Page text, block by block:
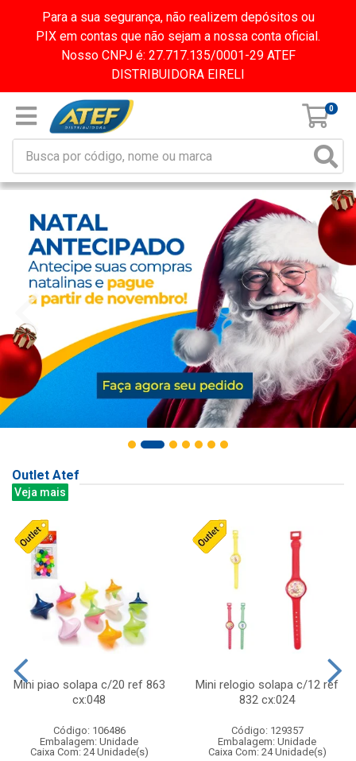
Para a sua segurança, não realizem depósitos ou
PIX em contas que não sejam a nossa conta oficial.
Nosso CNPJ é: 27.717.135/0001-29 ATEF
DISTRIBUIDORA EIRELI
0
Outlet Atef
Veja mais
Mini piao solapa c/20 ref 863
cx:048
Código: 106486
Embalagem: Unidade
Caixa Com: 24 Unidade(s)
Mini relogio solapa c/12 ref
832 cx:024
Código: 129357
Embalagem: Unidade
Caixa Com: 24 Unidade(s)